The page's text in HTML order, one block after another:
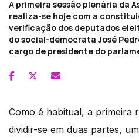
A primeira sessão plenária da
realiza-se hoje com a
verificação dos deputados
do social-democrata José
cargo de presidente do
Como é habitual, a primeira
dividir-se em duas partes,